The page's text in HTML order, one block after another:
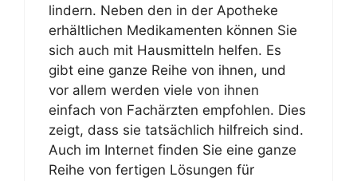
lindern. Neben den in der Apotheke
erhältlichen Medikamenten können Sie
sich auch mit Hausmitteln helfen. Es
gibt eine ganze Reihe von ihnen, und
vor allem werden viele von ihnen
einfach von Fachärzten empfohlen. Dies
zeigt, dass sie tatsächlich hilfreich sind.
Auch im Internet finden Sie eine ganze
Reihe von fertigen Lösungen für